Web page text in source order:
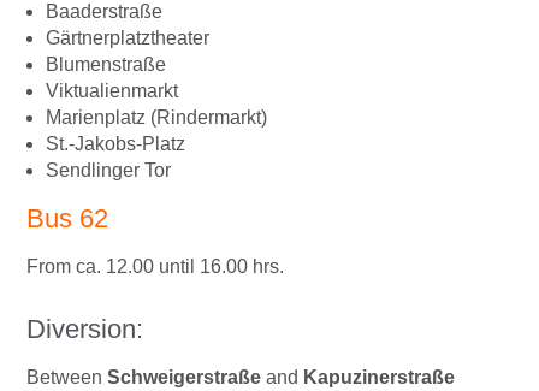
Baaderstraße
Gärtnerplatztheater
Blumenstraße
Viktualienmarkt
Marienplatz (Rindermarkt)
St.-Jakobs-Platz
Sendlinger Tor
Bus 62
From ca. 12.00 until 16.00 hrs.
Diversion:
Between Schweigerstraße and Kapuzinerstraße